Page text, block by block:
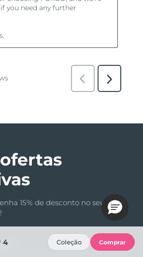
15% de desconto no seu
4 Coleção Comprar